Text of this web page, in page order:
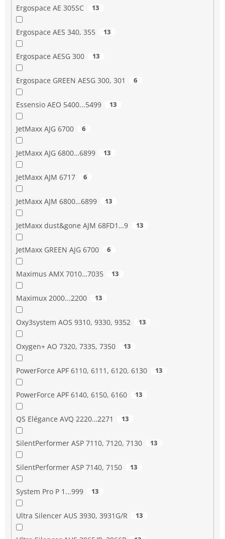
Ergospace AE 305SC 13
Ergospace AES 340, 355 13
Ergospace AESG 300 13
Ergospace GREEN AESG 300, 301 6
Essensio AEO 5400...5499 13
JetMaxx AJG 6700 6
JetMaxx AJG 6800…6899 13
JetMaxx AJM 6717 6
JetMaxx AJM 6800…6899 13
JetMaxx dust&gone AJM 68FD1…9 13
JetMaxx GREEN AJG 6700 6
Maximus AMX 7010…7035 13
Maximux 2000...2200 13
Oxy3system AOS 9310, 9330, 9352 13
Oxygen+ AO 7320, 7335, 7350 13
PowerForce APF 6110, 6111, 6120, 6130 13
PowerForce APF 6140, 6150, 6160 13
QS Elégance AVQ 2220…2271 13
SilentPerformer ASP 7110, 7120, 7130 13
SilentPerformer ASP 7140, 7150 13
System Pro P 1...999 13
Ultra Silencer AUS 3930, 3931G/R 13